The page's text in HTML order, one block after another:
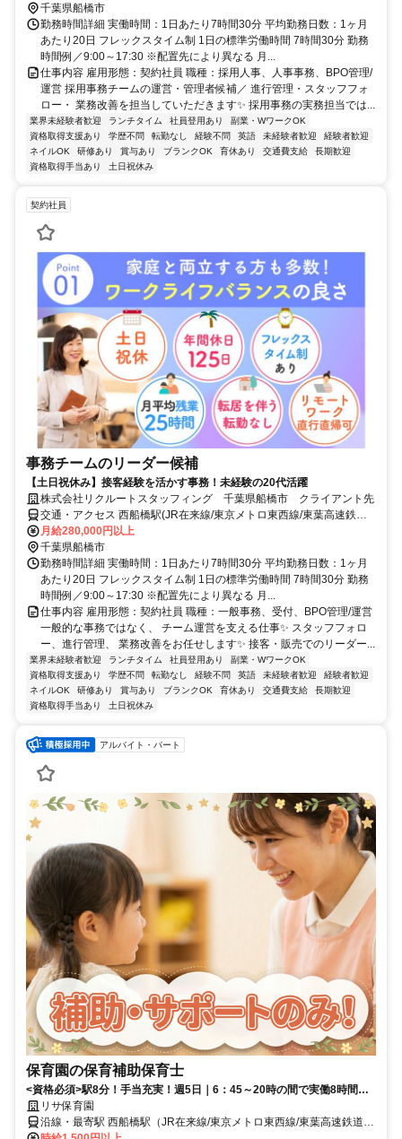
千葉県船橋市
勤務時間詳細 実働時間：1日あたり7時間30分 平均勤務日数：1ヶ月
あたり20日 フレックスタイム制 1日の標準労働時間 7時間30分 勤務
時間例／9:00～17:30 ※配置先により異なる 月...
仕事内容 雇用形態：契約社員 職種：採用人事、人事事務、BPO管理/
運営 採用事務チームの運営・管理者候補／ 進行管理・スタッフフォ
ロー・ 業務改善を担当していただきます✨ 採用事務の実務担当では...
業界未経験者歓迎 ランチタイム 社員登用あり
副業・WワークOK
資格取得支援あり
学歴不問 転勤なし 経験不問 英語 未経験者歓迎
経験者歓迎
ネイルOK
研修あり 賞与あり ブランクOK 育休あり 交通費支給
長期歓迎
資格取得手当あり
土日祝休み
契約社員
事務チームのリーダー候補
【土日祝休み】接客経験を活かす事務！未経験の20代活躍
株式会社リクルートスタッフィング 千葉県船橋市 クライアント先
交通・アクセス 西船橋駅(JR在来線/東京メトロ東西線/東葉高速鉄
道)3分、京成西船駅(京成電鉄)9分
月給280,000円以上
千葉県船橋市
勤務時間詳細 実働時間：1日あたり7時間30分 平均勤務日数：1ヶ月
あたり20日 フレックスタイム制 1日の標準労働時間 7時間30分 勤務
時間例／9:00～17:30 ※配置先により異なる 月...
仕事内容 雇用形態：契約社員 職種：一般事務、受付、BPO管理/運営
一般的な事務ではなく、 チーム運営を支える仕事✨ スタッフフォロ
ー、進行管理、 業務改善をお任せします✨ 接客・販売でのリーダー...
業界未経験者歓迎 ランチタイム 社員登用あり
副業・WワークOK
資格取得支援あり
学歴不問 転勤なし 経験不問 英語 未経験者歓迎
経験者歓迎
ネイルOK
研修あり 賞与あり ブランクOK 育休あり 交通費支給
長期歓迎
資格取得手当あり
土日祝休み
アルバイト・パート
保育園の保育補助保育士
<資格必須>駅8分！手当充実！週5日｜6：45～20時の間で実働8時間・
時間応相談｜育児担当制導入！
リサ保育園
沿線・最寄駅 西船橋駅（JR在来線/東京メトロ東西線/東葉高速鉄道/